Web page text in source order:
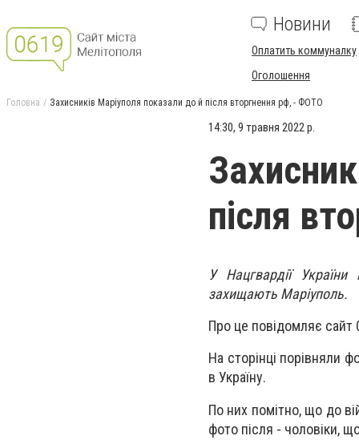
Новини
Оплатить коммуналку
Оголошення
Головна Захисників Маріуполя показали до й після вторгнення рф, - ФОТО
14:30, 9 травня 2022 р.
після
У Нацгвардії
захищають Маріуполь.
Про це повідомляє
На сторінці порівняли
в Україну.
По них помітно, що до
фото після - чоловіки,